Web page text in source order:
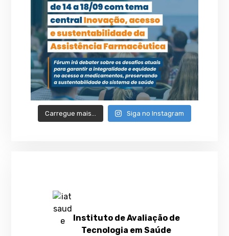
Carregue mais… Siga no Instagram
Instituto de Avaliação de
Tecnologia em Saúde